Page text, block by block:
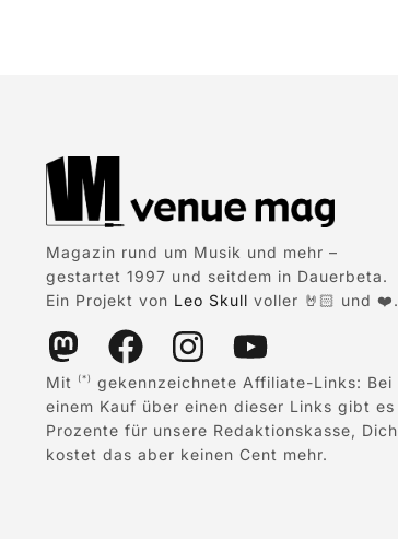
Magazin rund um Musik und mehr –
gestartet 1997 und seitdem in Dauerbeta.
Ein Projekt von Leo Skull voller 🤘🏻 und ❤️.
Mit (*)
gekennzeichnete Affiliate-Links: Bei
einem Kauf über einen dieser Links gibt es
Prozente für unsere Redaktionskasse, Dich
kostet das aber keinen Cent mehr.